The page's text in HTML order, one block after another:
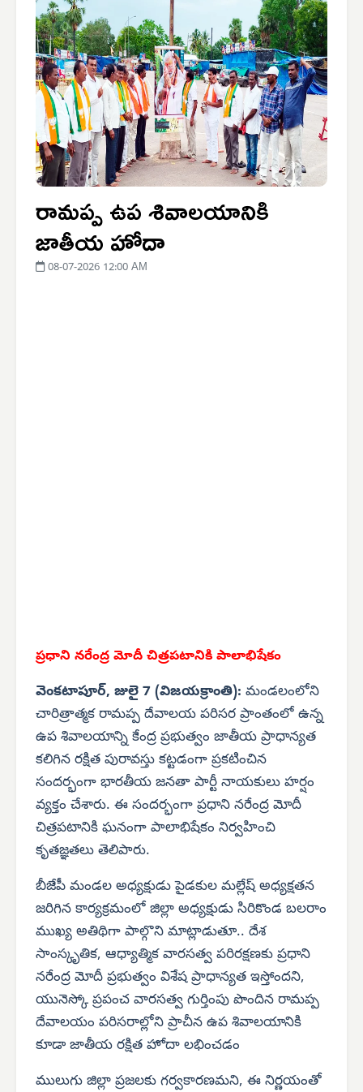
రామప్ప ఉప శివాలయానికి
జాతీయ హోదా
08-07-2026 12:00 AM
ప్రధాని నరేంద్ర మోదీ చిత్రపటానికి పాలాభిషేకం
వెంకటాపూర్, జులై 7 (విజయక్రాంతి): మండలంలోని
చారిత్రాత్మక రామప్ప దేవాలయ పరిసర ప్రాంతంలో ఉన్న
ఉప శివాలయాన్ని కేంద్ర ప్రభుత్వం జాతీయ ప్రాధాన్యత
కలిగిన రక్షిత పురావస్తు కట్టడంగా ప్రకటించిన
సందర్భంగా భారతీయ జనతా పార్టీ నాయకులు హర్షం
వ్యక్తం చేశారు. ఈ సందర్భంగా ప్రధాని నరేంద్ర మోదీ
చిత్రపటానికి ఘనంగా పాలాభిషేకం నిర్వహించి
కృతజ్ఞతలు తెలిపారు.
బీజేపీ మండల అధ్యక్షుడు పైడకుల మల్లేష్ అధ్యక్షతన
జరిగిన కార్యక్రమంలో జిల్లా అధ్యక్షుడు సిరికొండ బలరాం
ముఖ్య అతిథిగా పాల్గొని మాట్లాడుతూ.. దేశ
సాంస్కృతిక, ఆధ్యాత్మిక వారసత్వ పరిరక్షణకు ప్రధాని
నరేంద్ర మోదీ ప్రభుత్వం విశేష ప్రాధాన్యత ఇస్తోందని,
యునెస్కో ప్రపంచ వారసత్వ గుర్తింపు పొందిన రామప్ప
దేవాలయం పరిసరాల్లోని ప్రాచీన ఉప శివాలయానికి
కూడా జాతీయ రక్షిత హోదా లభించడం
ములుగు జిల్లా ప్రజలకు గర్వకారణమని, ఈ నిర్ణయంతో